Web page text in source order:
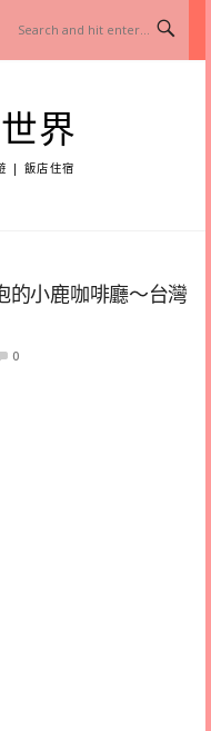
界
| 飯店住宿
的小鹿咖啡廳～台灣
0